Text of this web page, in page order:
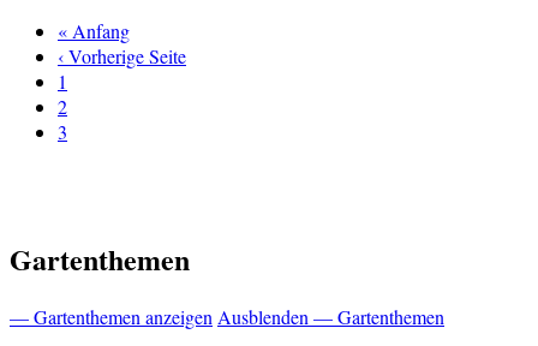
Seitennummerierung
Erste
Seite
« Anfang
Vorherige
Seite
‹ Vorherige Seite
Page
1
Page
2
Aktuelle
3
Gartenthemen
— Gartenthemen anzeigen Ausblenden — Gartenthemen